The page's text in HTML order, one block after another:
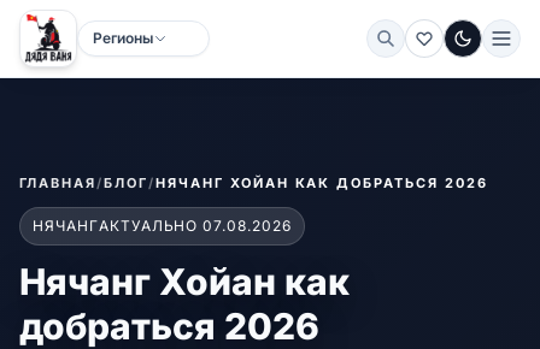
Регионы
Тёмная
ГЛАВНАЯ/БЛОГ/НЯЧАНГ ХОЙАН КАК ДОБРАТЬСЯ 2026
НЯЧАНГАКТУАЛЬНО 07.08.2026
Нячанг Хойан как
добраться 2026